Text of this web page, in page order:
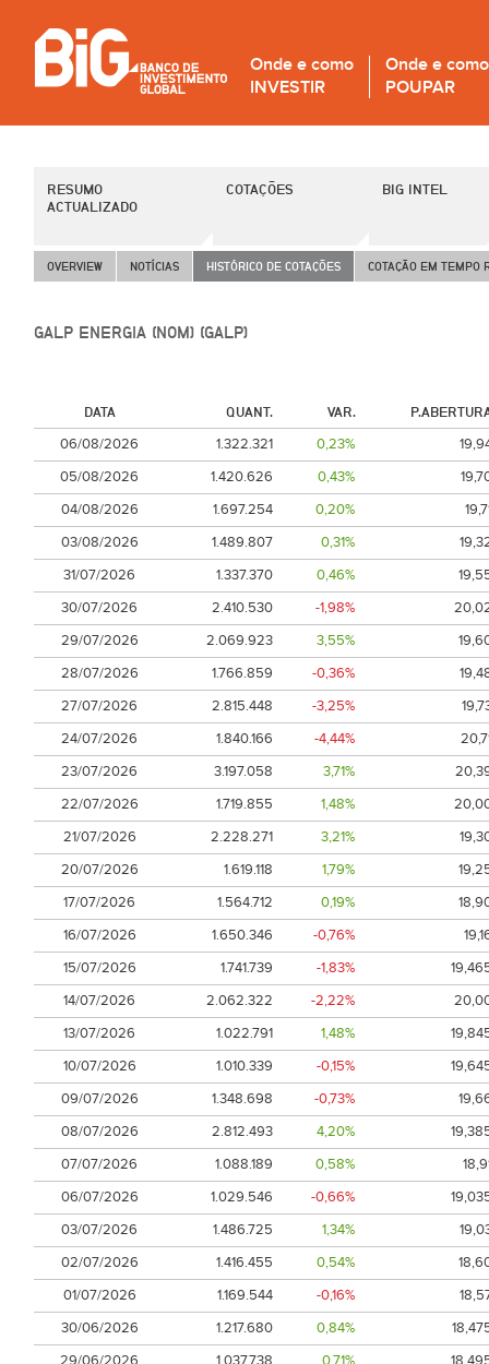
Onde e como
INVESTIR
Onde e como
POUPAR
RESUMO
ACTUALIZADO
COTAÇÕES BIG INTEL
OVERVIEW NOTÍCIAS HISTÓRICO DE COTAÇÕES COTAÇÃO EM TEMPO
GALP ENERGIA (NOM) (GALP)
DATA QUANT. VAR.
06/08/2026
1.322.321 0,23%
05/08/2026
1.420.626 0,43%
04/08/2026
1.697.254 0,20%
03/08/2026
1.489.807 0,31%
31/07/2026
1.337.370 0,46%
30/07/2026
2.410.530 -1,98%
29/07/2026
2.069.923 3,55%
28/07/2026
1.766.859 -0,36%
27/07/2026
2.815.448 -3,25%
24/07/2026
1.840.166 -4,44%
23/07/2026
3.197.058 3,71%
22/07/2026
1.719.855 1,48%
21/07/2026
2.228.271 3,21%
20/07/2026
1.619.118 1,79%
17/07/2026
1.564.712 0,19%
16/07/2026
1.650.346 -0,76%
15/07/2026
1.741.739 -1,83%
14/07/2026
2.062.322 -2,22%
13/07/2026
1.022.791 1,48%
10/07/2026
1.010.339 -0,15%
09/07/2026
1.348.698 -0,73%
08/07/2026
2.812.493 4,20%
07/07/2026
1.088.189 0,58%
06/07/2026
1.029.546 -0,66%
03/07/2026
1.486.725 1,34%
02/07/2026
1.416.455 0,54%
01/07/2026
1.169.544 -0,16%
30/06/2026
1.217.680 0,84%